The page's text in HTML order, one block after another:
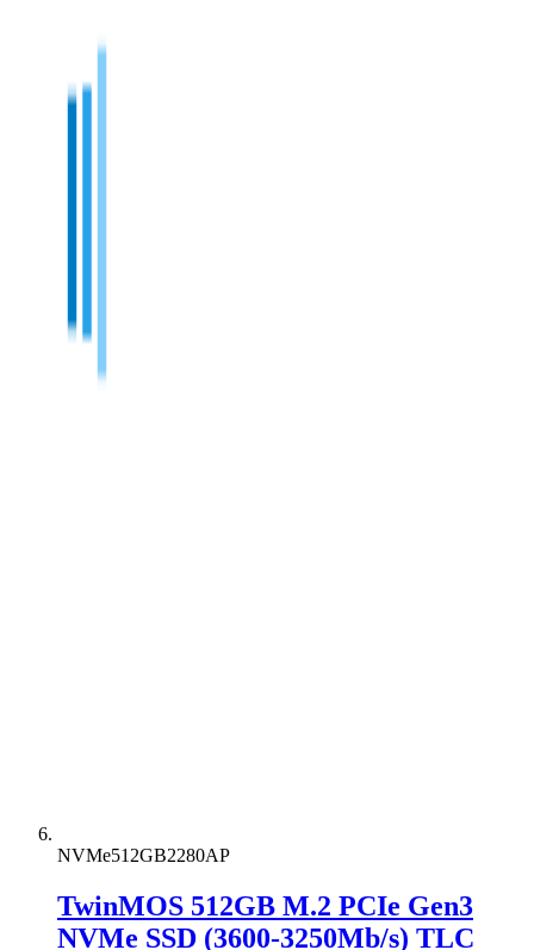
NVMe512GB2280AP
TwinMOS 512GB M.2 PCIe Gen3
NVMe SSD (3600-3250Mb/s) TLC